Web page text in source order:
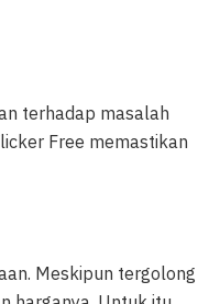
terhadap masalah
Free memastikan
Meskipun tergolong